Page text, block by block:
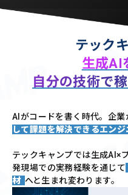
テック
生成AI
自分の技術で
AIがコードを書く時代。企
して課題を解決できるエンジ
テックキャンプでは生成AI×
発現場での実務経験を通じて
材 へと生まれ変わります。